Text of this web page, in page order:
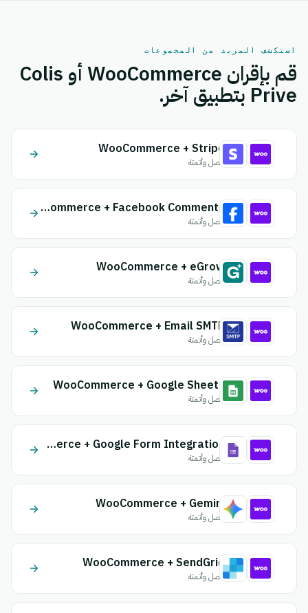
استكشف المزيد من المجموعات
قم بإقران WooCommerce أو Colis
Prive بتطبيق آخر.
WooCommerce + Stripe
اتصل وأتمتة
WooCommerce + Facebook Comments
اتصل وأتمتة
WooCommerce + eGrow
اتصل وأتمتة
WooCommerce + Email SMTP
اتصل وأتمتة
WooCommerce + Google Sheets
اتصل وأتمتة
WooCommerce + Google Form Integration
اتصل وأتمتة
WooCommerce + Gemini
اتصل وأتمتة
WooCommerce + SendGrid
اتصل وأتمتة